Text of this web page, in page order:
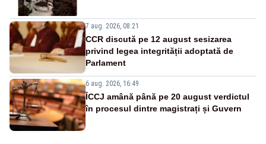
7 aug. 2026, 08:21
CCR discută pe 12 august sesizarea
privind legea integrității adoptată de
Parlament
6 aug. 2026, 16:49
ÎCCJ amână până pe 20 august verdictul
în procesul dintre magistrați și Guvern